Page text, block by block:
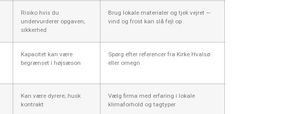
Risiko hvis du
undervurderer opgaven;
sikkerhed
Brug lokale materialer og tjek vejret —
vind og frost kan slå fejl op
Kapacitet kan være
begrænset i højsæson
Spørg efter referencer fra Kirke Hvalsø
eller omegn
Kan være dyrere; husk
kontrakt
Vælg firma med erfaring i lokale
klimaforhold og tagtyper